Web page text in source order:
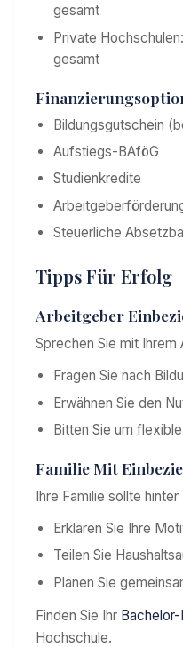
gesamt
Private
gesamt
Bildungsgutschein
Aufstiegs-BAföG
Studienkredite
Steuerliche
Tipps Für Erfolg
Arbeitgeber
Sprechen Sie mit Ihrem
Fragen Sie nach
Erwähnen Sie den
Bitten Sie um
Familie Mit
Ihre Familie sollte
Erklären Sie Ihre
Teilen Sie
Planen Sie
Finden Sie Ihr
Hochschule.